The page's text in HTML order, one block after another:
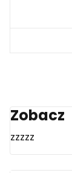
Zobacz
zzzzz